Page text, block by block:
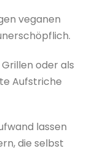
veganen
oder als
Aufstriche
lassen
die selbst